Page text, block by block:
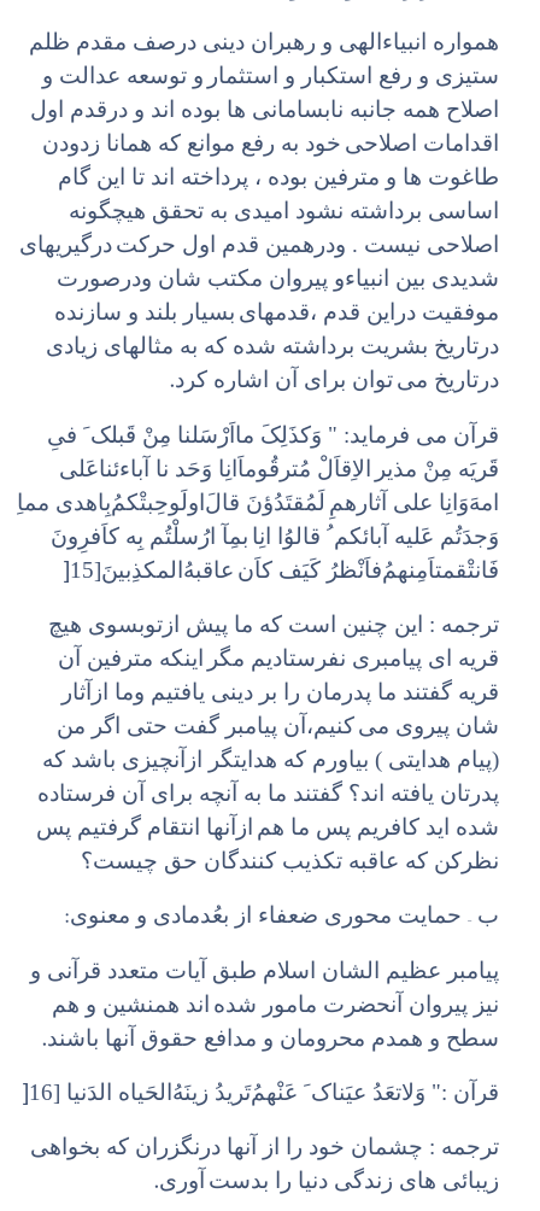
همواره انبیاء‌الهی و رهبران دینی درصف مقدم ظلم
ستیزی و رفع استکبار و استثمار و توسعه عدالت و
اصلاح همه جانبه نابسامانی ها بوده اند و درقدم اول
اقدامات اصلاحی خود به رفع موانع که همانا زدودن
طاغوت ها و مترفین بوده ، پرداخته اند تا این گام
اساسی برداشته نشود امیدی به تحقق هیچگونه
اصلاحی نیست . ودرهمین قدم اول حرکتدرگیریهای
شدیدی بین انبیاء‌و پیروان مکتب شان ودرصورت
موفقیت دراین قدم ،‌قدمهای بسیار بلند و سازنده
درتاریخ بشریت برداشته شده که به مثالهای زیادی
درتاریخ میتوان برای آن اشاره کرد.
قرآن می فرماید: " وَکذَلِکَ‌ مااَرْسَلنا مِنْ‌ قَبلک َ فیِ
قَریَه مِنْ مذیر الاِقاَلْ مُترقُوماَ‌انِا وَحَد نا آباء‌ئناعَلی
امهَ‌وَانِا علی آثارهمِ لَمُقتَدُؤنَ‌ قالَ‌اولَوحِبتْکمُ‌بِاهدی مماِ
وَجدَتُم عَلیه آبائکم ُ قالوُا انِا بمِآ ارُسلْتُم بِه کاَفرِونَ‌
فَانتْقمتاَ‌مِنهمُ‌فاَ‌نْظرُ کَیَف کاَن عاقبهُ‌المکذِبینَ[15 ]
ترجمه : این چنین است که ما پیش ازتوبسوی هیچ
قریه ای پیامبری نفرستادیم مگر
اینکه مترفین آن
قریه گفتند ما پدرمان را بر دینی یافتیم وما ازآثار
شان پیروی میکنیم،‌آن پیامبر گفت حتی اگر من
(پیام هدایتی ) بیاورم که هدایتگر ازآنچیزی باشد که
پدرتان یافته اند؟ گفتند ما به آنچه برای آن فرستاده
شده اید کافریم پس ما هم ازآنها انتقام گرفتیم پس
نظرکن که عاقبه تکذیب کنندگان حق چیست؟
ب –حمایت محوری ضعفاء از بعُدمادی و معنوی:
پیامبر عظیم الشان اسلام طبق آیات متعدد قرآنی و
نیز پیروان آنحضرت مامور شده اند همنشین و هم
سطح و همدم محرومان و مدافع حقوق آنها باشند.
قرآن :" وَ‌لاتعَدُ عیَناک َ‌ عَنْهمُ‌تَریدُ‌ زینَهُ‌الحَیاه الدَنیا [16 ]
ترجمه : چشمان خود را از آنها درنگزران که بخواهی
زیبائی های زندگی دنیا را بدست آوری.